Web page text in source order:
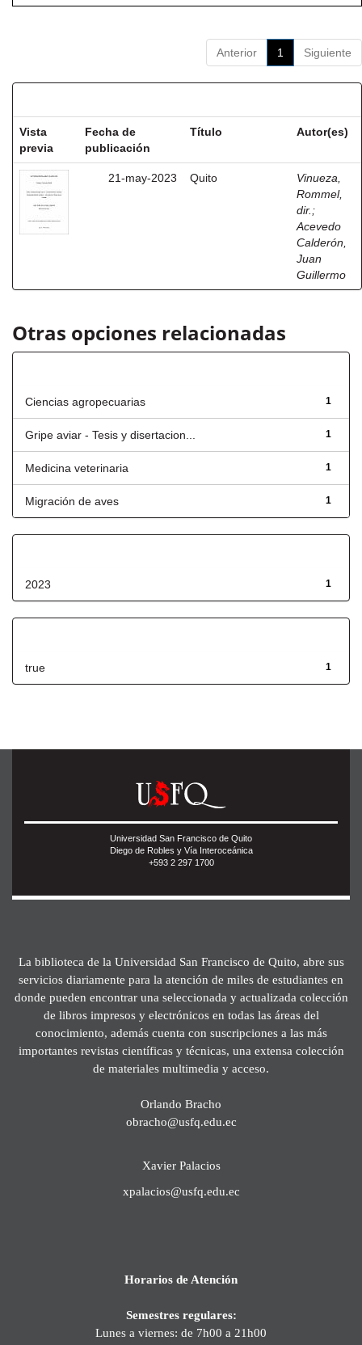
Anterior 1 Siguiente
Vista
previa
Fecha de
publicación
Título Autor(es)
21-may-2023 Quito
Vinueza,
Rommel,
dir. ;
Acevedo
Calderón,
Juan
Guillermo
Otras opciones relacionadas
1
Ciencias agropecuarias
1
Gripe aviar - Tesis y disertacion...
1
Medicina veterinaria
1
Migración de aves
1
2023
1
true
Universidad San Francisco de Quito
Diego de Robles y Vía Interoceánica
+593 2 297 1700
La biblioteca de la Universidad San Francisco de Quito, abre sus
servicios diariamente para la atención de miles de estudiantes en
donde pueden encontrar una seleccionada y actualizada colección
de libros impresos y electrónicos en todas las áreas del
conocimiento, además cuenta con suscripciones a las más
importantes revistas científicas y técnicas, una extensa colección
de materiales multimedia y acceso.
Orlando Bracho
obracho@usfq.edu.ec
Xavier Palacios
xpalacios@usfq.edu.ec
Horarios de Atención
Semestres regulares:
Lunes a viernes: de 7h00 a 21h00